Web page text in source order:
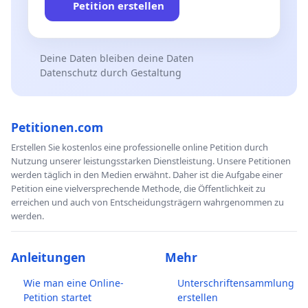
Petition erstellen
Deine Daten bleiben deine Daten
Datenschutz durch Gestaltung
Petitionen.com
Erstellen Sie kostenlos eine professionelle online Petition durch
Nutzung unserer leistungsstarken Dienstleistung. Unsere Petitionen
werden täglich in den Medien erwähnt. Daher ist die Aufgabe einer
Petition eine vielversprechende Methode, die Öffentlichkeit zu
erreichen und auch von Entscheidungsträgern wahrgenommen zu
werden.
Anleitungen
Wie man eine Online-
Petition startet
Mehr
Unterschriftensammlung
erstellen